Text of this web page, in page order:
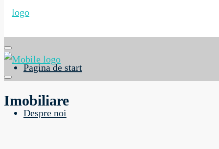
Pagina de start
Despre noi
Imobiliare